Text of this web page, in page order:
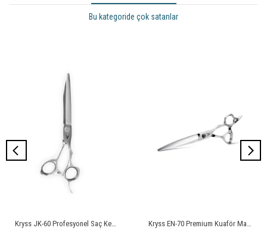
Bu kategoride çok satanlar
Kryss JK-60 Profesyonel Saç Kesim Makası Kryss EN-70 Premium Kuaför Makası